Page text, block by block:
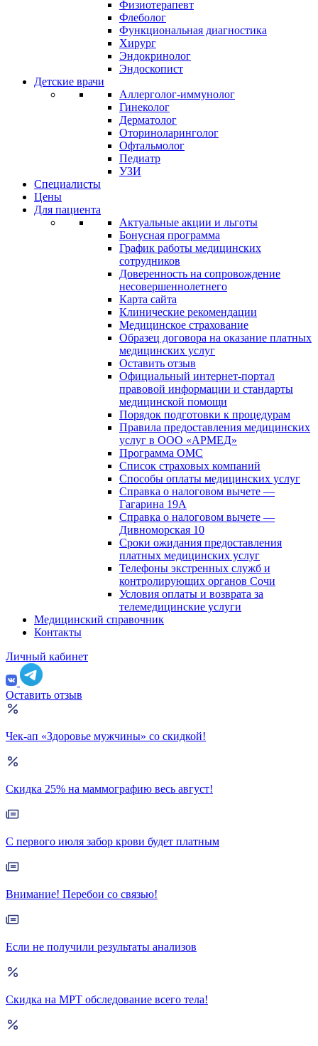
Физиотерапевт
Флеболог
Функциональная диагностика
Хирург
Эндокринолог
Эндоскопист
Детские врачи
Аллерголог-иммунолог
Гинеколог
Дерматолог
Оториноларинголог
Офтальмолог
Педиатр
УЗИ
Специалисты
Цены
Для пациента
Актуальные акции и льготы
Бонусная программа
График работы медицинских
сотрудников
Доверенность на сопровождение
несовершеннолетнего
Карта сайта
Клинические рекомендации
Медицинское страхование
Образец договора на оказание платных
медицинских услуг
Оставить отзыв
Официальный интернет-портал
правовой информации и стандарты
медицинской помощи
Порядок подготовки к процедурам
Правила предоставления медицинских
услуг в ООО «АРМЕД»
Программа ОМС
Список страховых компаний
Способы оплаты медицинских услуг
Справка о налоговом вычете —
Гагарина 19А
Справка о налоговом вычете —
Дивноморская 10
Сроки ожидания предоставления
платных медицинских услуг
Телефоны экстренных служб и
контролирующих органов Сочи
Условия оплаты и возврата за
телемедицинские услуги
Медицинский справочник
Контакты
Личный кабинет
Оставить отзыв
Чек-ап «Здоровье мужчины» со скидкой!
Скидка 25% на маммографию весь август!
С первого июля забор крови будет платным
Внимание! Перебои со связью!
Если не получили результаты анализов
Скидка на МРТ обследование всего тела!